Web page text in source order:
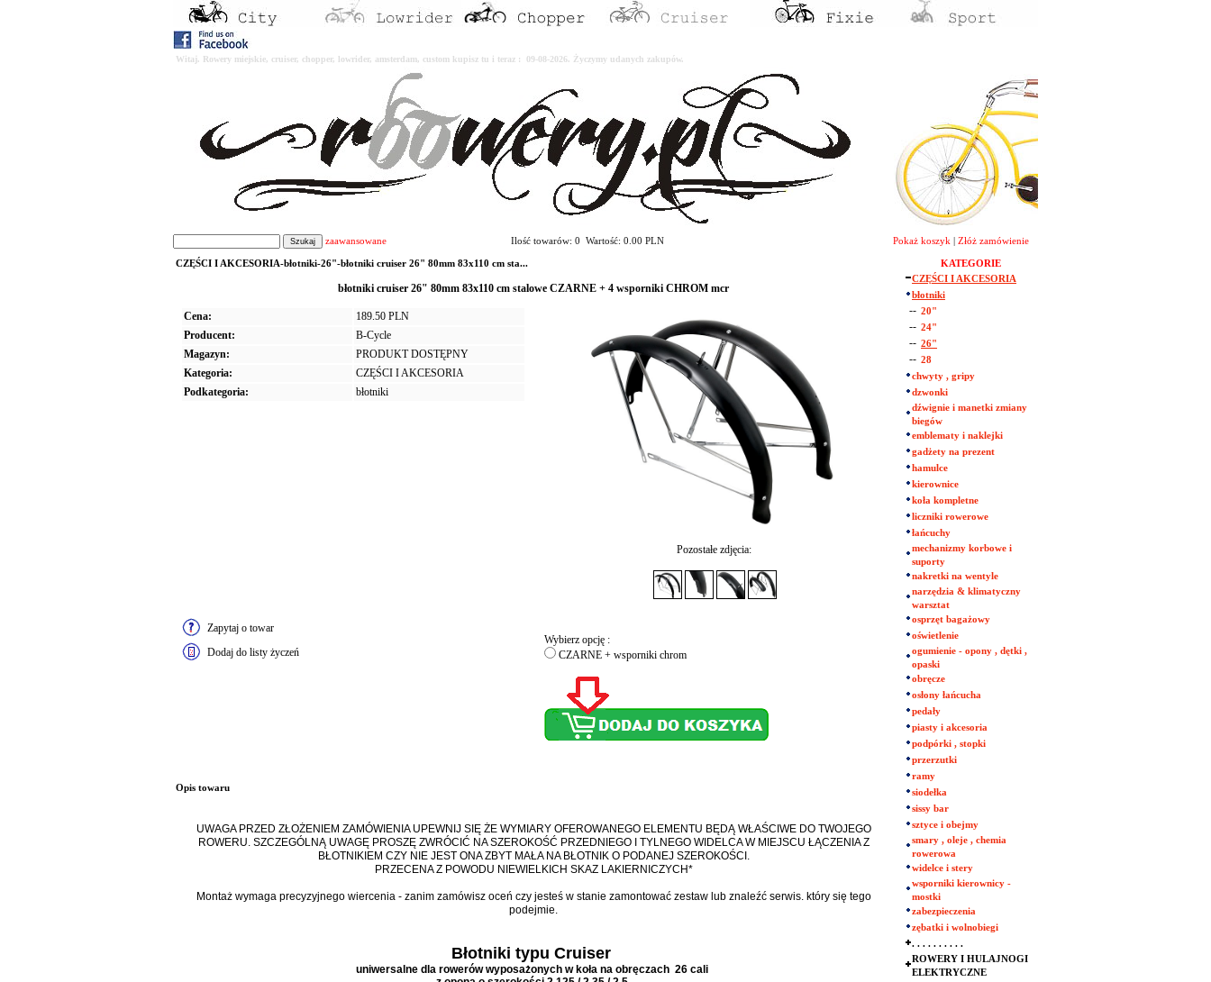
Witaj. Rowery miejskie, cruiser, chopper, lowrider, amsterdam, custom kupisz tu i teraz : 09-08-2026. Życzymy udanych zakupów.
zaawansowane Ilość towarów: 0 Wartość: 0.00 PLN Pokaż koszyk Złóż zamówienie
CZĘŚCI I AKCESORIA-błotniki-26"-błotniki cruiser 26" 80mm 83x110 cm sta...
błotniki cruiser 26" 80mm 83x110 cm stalowe CZARNE + 4 wsporniki CHROM mcr
Cena:
189.50 PLN
Producent:
B-Cycle
Magazyn:
PRODUKT DOSTĘPNY
Kategoria:
CZĘŚCI I AKCESORIA
Podkategoria:
błotniki
Pozostałe zdjęcia:
Zapytaj o towar
Dodaj do listy życzeń
Wybierz opcję :
CZARNE + wsporniki chrom
Opis towaru
UWAGA PRZED ZŁOŻENIEM ZAMÓWIENIA UPEWNIJ SIĘ ŻE WYMIARY OFEROWANEGO ELEMENTU BĘDĄ WŁAŚCIWE DO TWOJEGO
ROWERU. SZCZEGÓLNĄ UWAGĘ PROSZĘ ZWRÓCIĆ NA SZEROKOŚĆ PRZEDNIEGO I TYLNEGO WIDELCA W MIEJSCU ŁĄCZENIA Z
BŁOTNIKIEM CZY NIE JEST ONA ZBYT MAŁA NA BŁOTNIK O PODANEJ SZEROKOŚCI.
PRZECENA Z POWODU NIEWIELKICH SKAZ LAKIERNICZYCH*
Montaż wymaga precyzyjnego wiercenia - zanim zamówisz oceń czy jesteś w stanie zamontować zestaw lub znaleźć serwis. który się tego
podejmie.
Błotniki typu Cruiser
uniwersalne dla rowerów wyposażonych w koła na obręczach 26 cali
KATEGORIE
CZĘŚCI I AKCESORIA
błotniki
-- 20"
-- 24"
-- 26"
-- 28
chwyty , gripy
dzwonki
dźwignie i manetki zmiany
biegów
emblematy i naklejki
gadżety na prezent
hamulce
kierownice
koła kompletne
liczniki rowerowe
łańcuchy
mechanizmy korbowe i
suporty
nakretki na wentyle
narzędzia & klimatyczny
warsztat
osprzęt bagażowy
oświetlenie
ogumienie - opony , dętki ,
opaski
obręcze
osłony łańcucha
pedały
piasty i akcesoria
podpórki , stopki
przerzutki
ramy
siodełka
sissy bar
sztyce i obejmy
smary , oleje , chemia
rowerowa
widelce i stery
wsporniki kierownicy -
mostki
zabezpieczenia
zębatki i wolnobiegi
. . . . . . . . . .
ROWERY I HULAJNOGI
ELEKTRYCZNE